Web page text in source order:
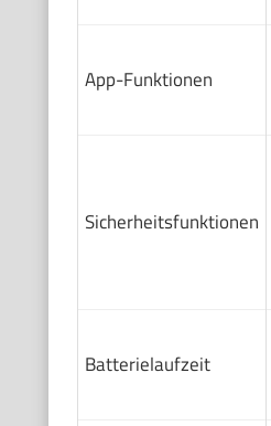
App-Funktionen
Sicherheitsfunktionen
Batterielaufzeit